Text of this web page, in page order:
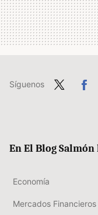
Síguenos
En El Blog Salmón
Economía
Mercados Financieros